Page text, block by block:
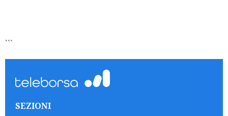
```
SEZIONI